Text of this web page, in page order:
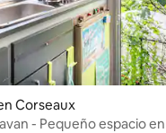
Corseaux
- Pequeño espacio